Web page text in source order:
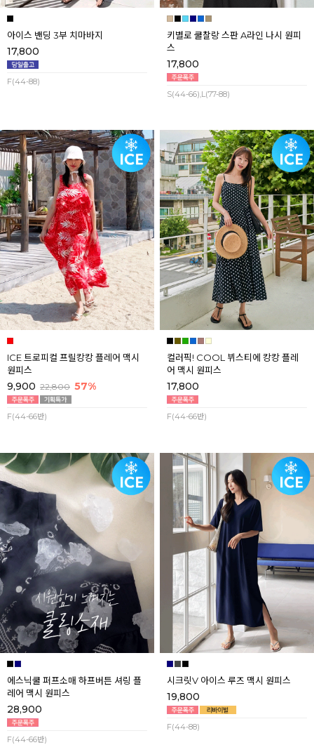
아이스 밴딩 3부 치마바지
17,800
F(44-88)
키별로 쿨찰랑 스판 A라인 나시 원피
스
17,800
S(44-66),L(77-88)
ICE 트로피컬 프릴캉캉 플레어 맥시
원피스
9,900 22,800 57%
F(44-66반)
컬러픽! COOL 뷔스티에 캉캉 플레
어 맥시 원피스
17,800
F(44-66반)
에스닉쿨 퍼프소매 하프버튼 셔링 플
레어 맥시 원피스
28,900
F(44-66반)
시크릿V 아이스 루즈 맥시 원피스
19,800
F(44-88)